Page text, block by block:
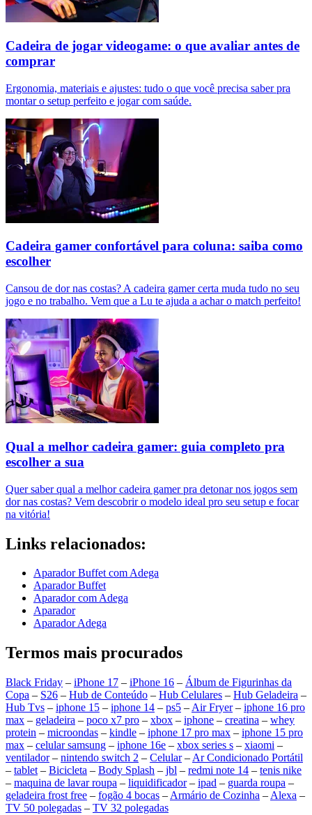
Cadeira de jogar videogame: o que avaliar antes de
comprar
Ergonomia, materiais e ajustes: tudo o que você precisa saber pra
montar o setup perfeito e jogar com saúde.
Cadeira gamer confortável para coluna: saiba como
escolher
Cansou de dor nas costas? A cadeira gamer certa muda tudo no seu
jogo e no trabalho. Vem que a Lu te ajuda a achar o match perfeito!
Qual a melhor cadeira gamer: guia completo pra
escolher a sua
Quer saber qual a melhor cadeira gamer pra detonar nos jogos sem
dor nas costas? Vem descobrir o modelo ideal pro seu setup e focar
na vitória!
Links relacionados:
Aparador Buffet com Adega
Aparador Buffet
Aparador com Adega
Aparador
Aparador Adega
Termos mais procurados
Black Friday – iPhone 17 – iPhone 16 – Álbum de Figurinhas da
Copa – S26 – Hub de Conteúdo – Hub Celulares – Hub Geladeira –
Hub Tvs – iphone 15 – iphone 14 – ps5 – Air Fryer– iphone 16 pro
max – geladeira – poco x7 pro – xbox – iphone – creatina – whey
protein – microondas – kindle – iphone 17 pro max – iphone 15 pro
max – celular samsung – iphone 16e – xbox series s – xiaomi –
ventilador– nintendo switch 2 – Celular– Ar Condicionado Portátil
– tablet – Bicicleta – Body Splash – jbl – redmi note 14 – tenis nike
– maquina de lavar roupa – liquidificador– ipad – guarda roupa –
geladeira frost free – fogão 4 bocas – Armário de Cozinha – Alexa –
TV 50 polegadas – TV 32 polegadas